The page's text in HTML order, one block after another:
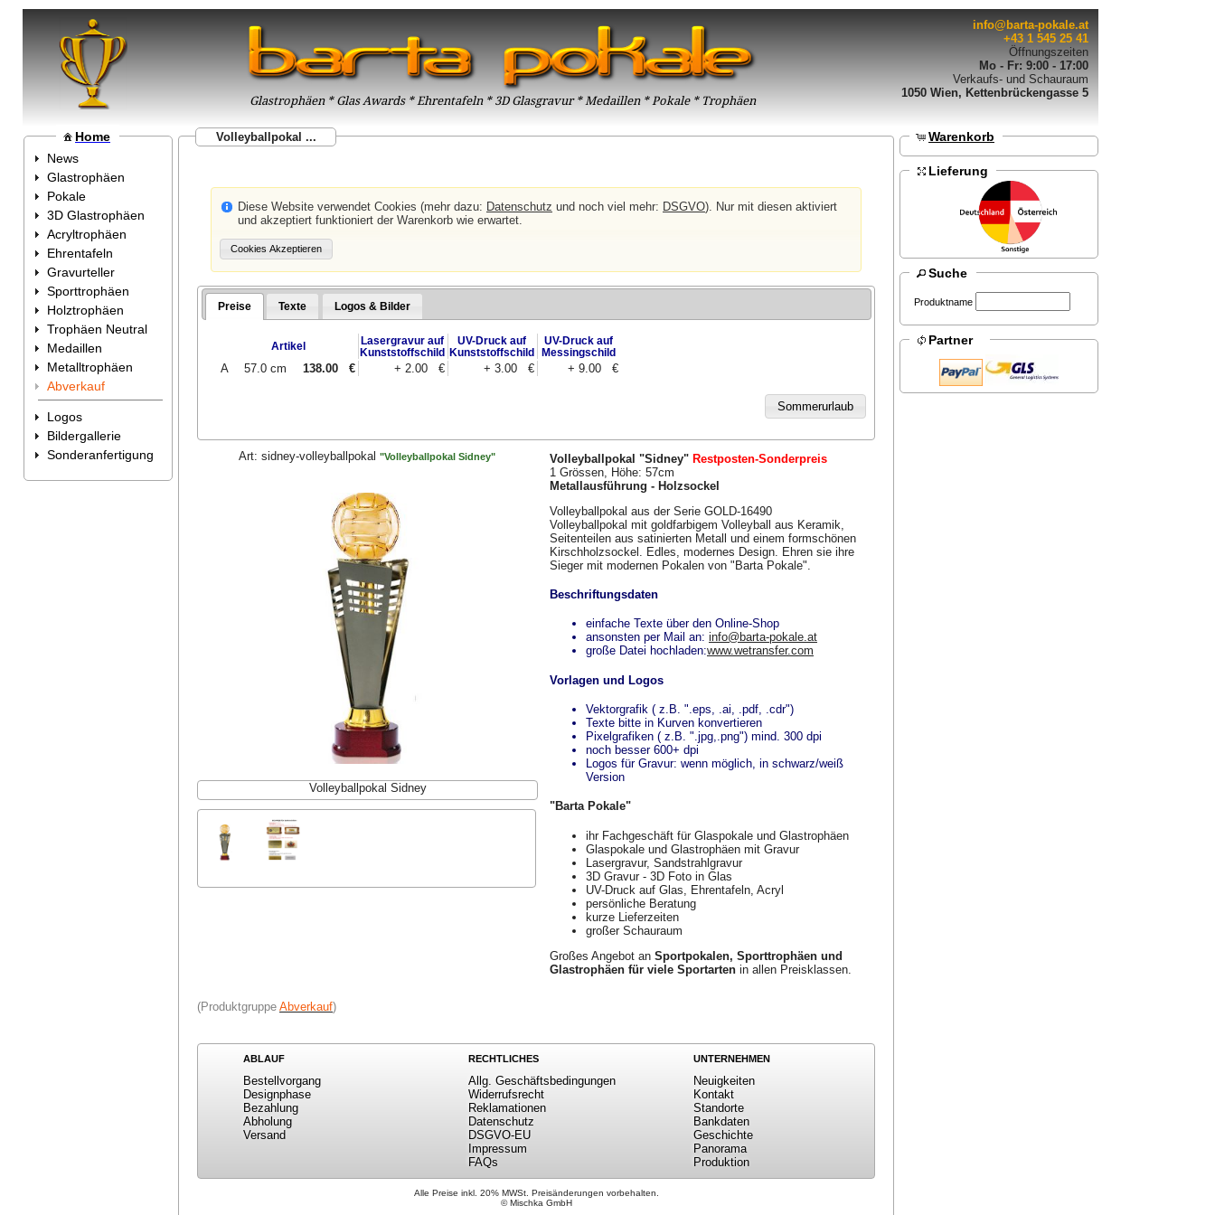
Glastrophäen * Glas Awards * Ehrentafeln * 3D Glasgravur * Medaillen * Pokale * Trophäen
info@barta-pokale.at
+43 1 545 25 41
Öffnungszeiten
Mo - Fr: 9:00 - 17:00
Verkaufs- und Schauraum
1050 Wien, Kettenbrückengasse 5
Home
News
Glastrophäen
Pokale
3D Glastrophäen
Acryltrophäen
Ehrentafeln
Gravurteller
Sporttrophäen
Holztrophäen
Trophäen Neutral
Medaillen
Metalltrophäen
Abverkauf
Logos
Bildergallerie
Sonderanfertigung
Volleyballpokal ...
Diese Website verwendet Cookies (mehr dazu: Datenschutz und noch viel mehr: DSGVO). Nur mit diesen aktiviert
und akzeptiert funktioniert der Warenkorb wie erwartet.
Preise Texte Logos & Bilder
Artikel
Lasergravur auf
Kunststoffschild
UV-Druck auf
Kunststoffschild
UV-Druck auf
Messingschild
A 57.0 cm 138.00 € + 2.00 € + 3.00 € + 9.00 €
Art: sidney-volleyballpokal "Volleyballpokal Sidney"
Volleyballpokal Sidney
Volleyballpokal "Sidney" Restposten-Sonderpreis
1 Grössen, Höhe: 57cm
Metallausführung - Holzsockel
Volleyballpokal aus der Serie GOLD-16490
Volleyballpokal mit goldfarbigem Volleyball aus Keramik,
Seitenteilen aus satinierten Metall und einem formschönen
Kirschholzsockel. Edles, modernes Design. Ehren sie ihre
Sieger mit modernen Pokalen von "Barta Pokale".
Beschriftungsdaten
einfache Texte über den Online-Shop
ansonsten per Mail an: info@barta-pokale.at
große Datei hochladen:www.wetransfer.com
Vorlagen und Logos
Vektorgrafik ( z.B. ".eps, .ai, .pdf, .cdr")
Texte bitte in Kurven konvertieren
Pixelgrafiken ( z.B. ".jpg,.png") mind. 300 dpi
noch besser 600+ dpi
Logos für Gravur: wenn möglich, in schwarz/weiß
Version
"Barta Pokale"
ihr Fachgeschäft für Glaspokale und Glastrophäen
Glaspokale und Glastrophäen mit Gravur
Lasergravur, Sandstrahlgravur
3D Gravur - 3D Foto in Glas
UV-Druck auf Glas, Ehrentafeln, Acryl
persönliche Beratung
kurze Lieferzeiten
großer Schauraum
Großes Angebot an Sportpokalen, Sporttrophäen und
Glastrophäen für viele Sportarten in allen Preisklassen.
(Produktgruppe Abverkauf)
ABLAUF
Bestellvorgang
Designphase
Bezahlung
Abholung
Versand
RECHTLICHES
Allg. Geschäftsbedingungen
Widerrufsrecht
Reklamationen
Datenschutz
DSGVO-EU
Impressum
FAQs
UNTERNEHMEN
Neuigkeiten
Kontakt
Standorte
Bankdaten
Geschichte
Panorama
Produktion
Alle Preise inkl. 20% MWSt. Preisänderungen vorbehalten.
© Mischka GmbH
Warenkorb
Lieferung
Suche
Produktname
Partner